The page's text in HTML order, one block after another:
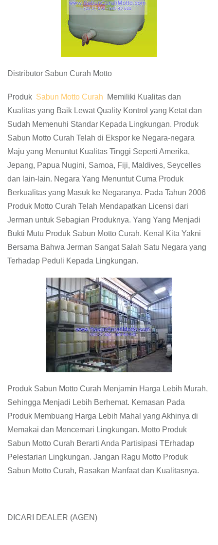
Distributor Sabun Curah Motto
Produk Sabun Motto Curah
Memiliki Kualitas dan
Kualitas yang Baik Lewat Quality Kontrol yang Ketat dan
Sudah Memenuhi Standar Kepada Lingkungan. Produk
Sabun Motto Curah Telah di Ekspor ke Negara-negara
Maju yang Menuntut Kualitas Tinggi Seperti Amerika,
Jepang, Papua Nugini, Samoa, Fiji, Maldives, Seycelles
dan lain-lain. Negara Yang Menuntut Cuma Produk
Berkualitas yang Masuk ke Negaranya. Pada Tahun 2006
Produk Motto Curah Telah Mendapatkan Licensi dari
Jerman untuk Sebagian Produknya. Yang Yang Menjadi
Bukti Mutu Produk Sabun Motto Curah. Kenal Kita Yakni
Bersama Bahwa Jerman Sangat Salah Satu Negara yang
Terhadap Peduli Kepada Lingkungan.
Produk Sabun Motto Curah Menjamin Harga Lebih Murah,
Sehingga Menjadi Lebih Berhemat. Kemasan Pada
Produk Membuang Harga Lebih Mahal yang Akhinya di
Memakai dan Mencemari Lingkungan. Motto Produk
Sabun Motto Curah Berarti Anda Partisipasi TErhadap
Pelestarian Lingkungan. Jangan Ragu Motto Produk
Sabun Motto Curah, Rasakan Manfaat dan Kualitasnya.
DICARI DEALER (AGEN)